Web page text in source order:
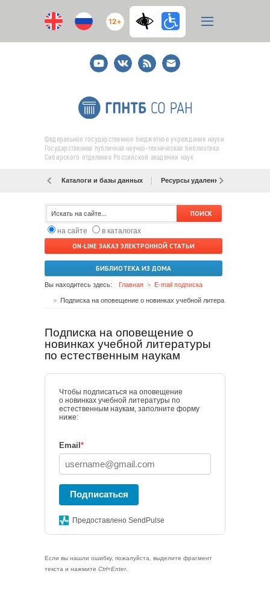
12+
YoutubeВКонтакте
RSS
E-
mail
подписка
Федеральное государственное бюджетное учреждение науки
Государственная публичная научно-техническая библиотека
Сибирского отделения Российской академии наук
Каталоги и базы данных Ресурсы удаленного доступа
на сайте
в каталогах
ON-LINE ЗАКАЗ ЭЛЕКТРОННОЙ СТАТЬИ
БИБЛИОТЕКА ИЗ ДОМА
Вы находитесь здесь: Главная E-mail подписка
Подписка на оповещение о
новинках учебной литературы
по естественным наукам
Чтобы подписаться на оповещение
о новинках учебной литературы по
естественным наукам, заполните форму
ниже:
Email *
Подписаться
Предоставлено SendPulse
Если вы нашли ошибку, пожалуйста, выделите фрагмент
текста и нажмите Ctrl+Enter.